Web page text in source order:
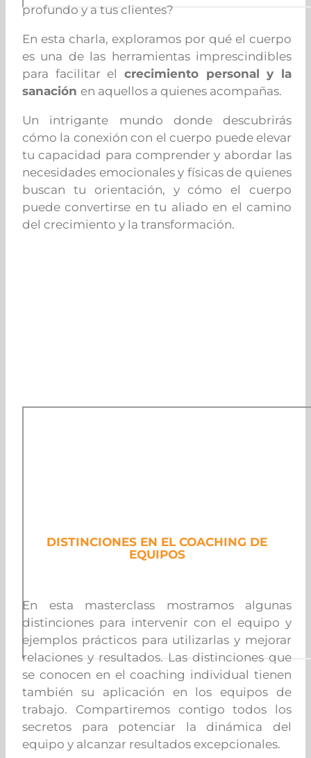
profundo y a tus clientes?
En esta charla, exploramos por qué el cuerpo
es una de las herramientas imprescindibles
para facilitar el crecimiento personal y la
sanación en aquellos a quienes acompañas.
Un intrigante mundo donde descubrirás
cómo la conexión con el cuerpo puede elevar
tu capacidad para comprender y abordar las
necesidades emocionales y físicas de quienes
buscan tu orientación, y cómo el cuerpo
puede convertirse en tu aliado en el camino
del crecimiento y la transformación.
DISTINCIONES EN EL COACHING DE
EQUIPOS
En esta masterclass mostramos algunas
distinciones para intervenir con el equipo y
ejemplos prácticos para utilizarlas y mejorar
relaciones y resultados. Las distinciones que
se conocen en el coaching individual tienen
también su aplicación en los equipos de
trabajo. Compartiremos contigo todos los
secretos para potenciar la dinámica del
equipo y alcanzar resultados excepcionales.